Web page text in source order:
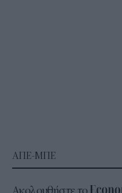
ΑΠΕ-ΜΠΕ
Ακολουθήστε το